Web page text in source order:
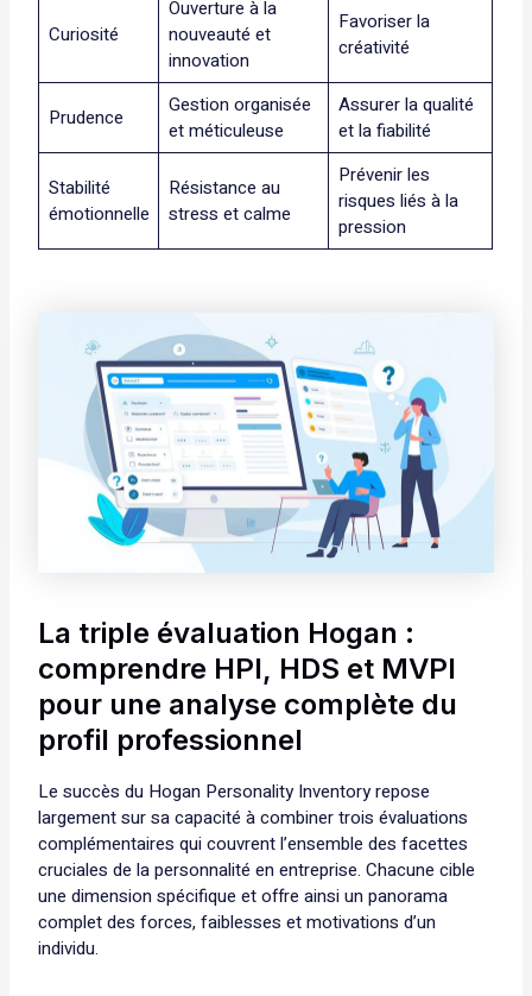
Curiosité
Ouverture à la
nouveauté et
innovation
Favoriser la
créativité
Prudence
Gestion organisée
et méticuleuse
Assurer la qualité
et la fiabilité
Stabilité
émotionnelle
Résistance au
stress et calme
Prévenir les
risques liés à la
pression
La triple évaluation Hogan :
comprendre HPI, HDS et MVPI
pour une analyse complète du
profil professionnel
Le succès du Hogan Personality Inventory repose
largement sur sa capacité à combiner trois évaluations
complémentaires qui couvrent l’ensemble des facettes
cruciales de la personnalité en entreprise. Chacune cible
une dimension spécifique et offre ainsi un panorama
complet des forces, faiblesses et motivations d’un
individu.